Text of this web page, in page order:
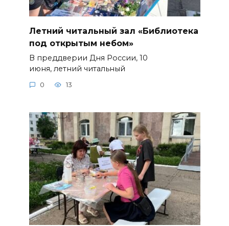
Летний читальный зал «Библиотека
под открытым небом»
В преддверии Дня России, 10
июня, летний читальный
0 13